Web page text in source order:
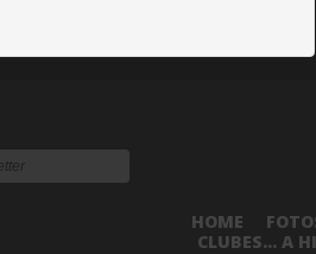
HOME
CLUBES... A